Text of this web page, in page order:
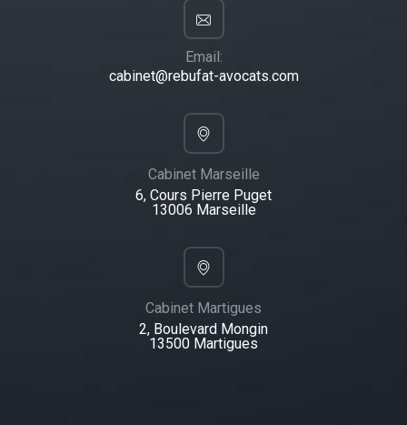
Email:
cabinet@rebufat-avocats.com
Cabinet Marseille
6, Cours Pierre Puget
13006 Marseille
Cabinet Martigues
2, Boulevard Mongin
13500 Martigues​